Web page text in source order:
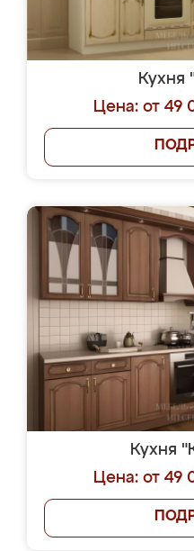
Кухня
Цена: от 49
Кухня
Цена: от 49